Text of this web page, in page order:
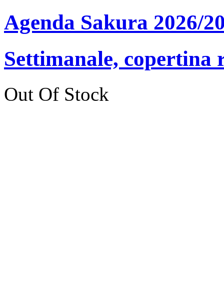
Agenda Sakura 2026/
Settimanale, copertina
Out Of Stock